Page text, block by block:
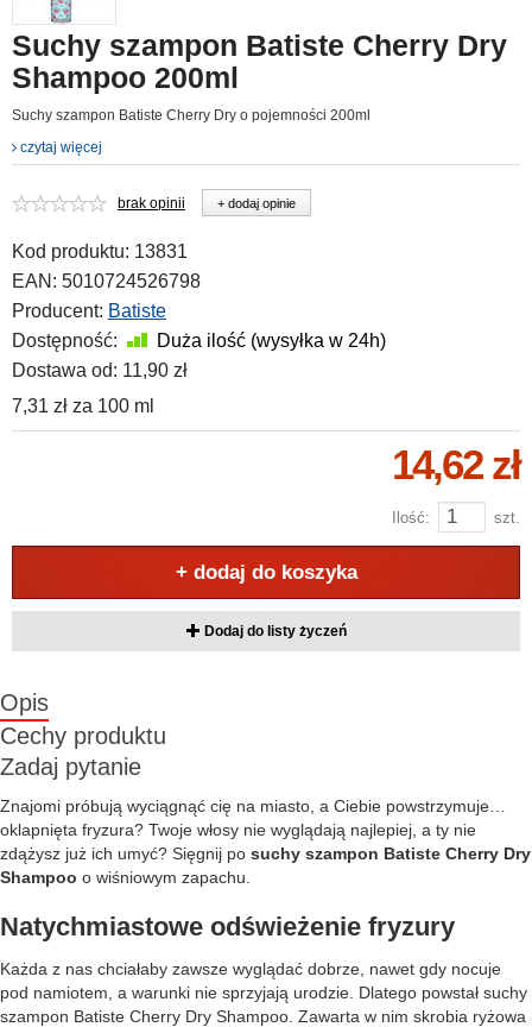
Suchy szampon Batiste Cherry Dry
Shampoo 200ml
Suchy szampon Batiste Cherry Dry o pojemności 200ml
czytaj więcej
brak opinii + dodaj opinie
Kod produktu: 13831
EAN: 5010724526798
Producent: Batiste
Dostępność:
Duża ilość (wysyłka w 24h)
Dostawa od: 11,90 zł
7,31 zł za 100 ml
14,62 zł
Ilość: szt.
+ dodaj do koszyka
Dodaj do listy życzeń
Opis
Cechy produktu
Zadaj pytanie
Znajomi próbują wyciągnąć cię na miasto, a Ciebie powstrzymuje…
oklapnięta fryzura? Twoje włosy nie wyglądają najlepiej, a ty nie
zdążysz już ich umyć? Sięgnij po suchy szampon Batiste Cherry Dry
Shampoo o wiśniowym zapachu.
Natychmiastowe odświeżenie fryzury
Każda z nas chciałaby zawsze wyglądać dobrze, nawet gdy nocuje
pod namiotem, a warunki nie sprzyjają urodzie. Dlatego powstał suchy
szampon Batiste Cherry Dry Shampoo. Zawarta w nim skrobia ryżowa